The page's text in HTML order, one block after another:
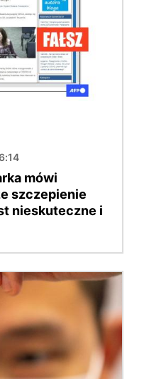
mówi
szczepienie
nieskuteczne i